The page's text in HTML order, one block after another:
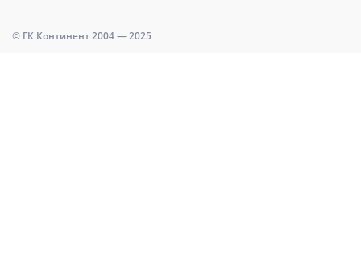
© ГК Континент 2004 — 2025